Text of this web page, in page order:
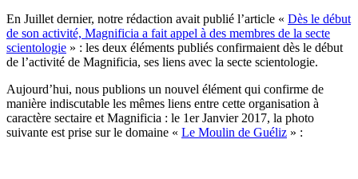
En Juillet dernier, notre rédaction avait publié l’article « Dès le début
de son activité, Magnificia a fait appel à des membres de la secte
scientologie » : les deux éléments publiés confirmaient dès le début
de l’activité de Magnificia, ses liens avec la secte scientologie.
Aujourd’hui, nous publions un nouvel élément qui confirme de
manière indiscutable les mêmes liens entre cette organisation à
caractère sectaire et Magnificia : le 1er Janvier 2017, la photo
suivante est prise sur le domaine « Le Moulin de Guéliz » :